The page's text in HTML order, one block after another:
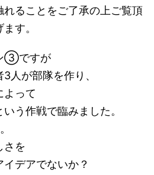
ることをご了承の上ご覧頂
す。
③ですが
人が部隊を作り、
よって
う作戦で臨みました。
さを
デアでないか？